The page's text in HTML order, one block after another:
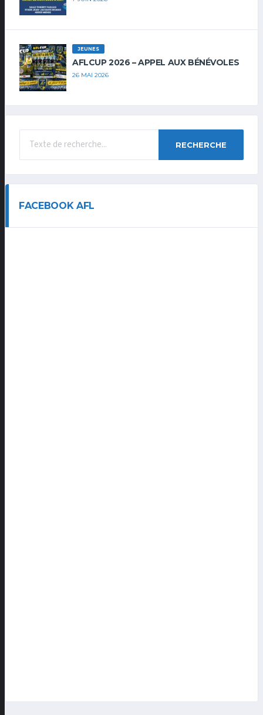
JEUNES
AFLCUP 2026 – APPEL AUX BÉNÉVOLES
26 MAI 2026
RECHERCHE
FACEBOOK AFL